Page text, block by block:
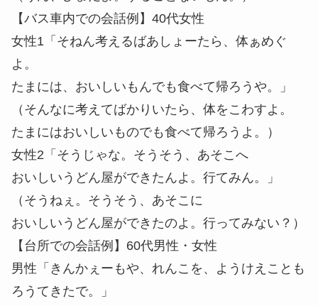
【バス車内での会話例】40代女性
女性1「そねん考えるばあしょーたら、体ぁめぐ
よ。
たまには、おいしいもんでも食べて帰ろうや。」
（そんなに考えてばかりいたら、体をこわすよ。
たまにはおいしいものでも食べて帰ろうよ。）
女性2「そうじゃな。そうそう、あそこへ
おいしいうどん屋ができたんよ。行てみん。」
（そうねぇ。そうそう、あそこに
おいしいうどん屋ができたのよ。行ってみない？）
【台所での会話例】60代男性・女性
男性「きんかぇーもや、れんこを、ようけえことも
ろうてきたで。」